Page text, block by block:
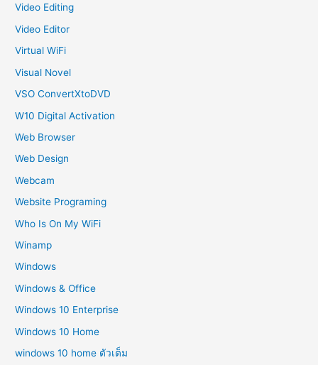
Video Editing
Video Editor
Virtual WiFi
Visual Novel
VSO ConvertXtoDVD
W10 Digital Activation
Web Browser
Web Design
Webcam
Website Programing
Who Is On My WiFi
Winamp
Windows
Windows & Office
Windows 10 Enterprise
Windows 10 Home
windows 10 home ตัวเต็ม